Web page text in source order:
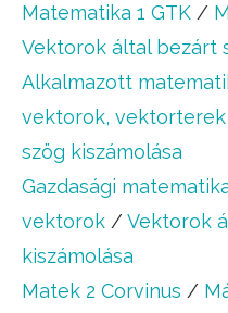
Matematika 1 GTK /
Vektorok által bezárt
Alkalmazott
vektorok, vektorterek
szög kiszámolása
Gazdasági
vektorok / Vektorok
kiszámolása
Matek 2 Corvinus /